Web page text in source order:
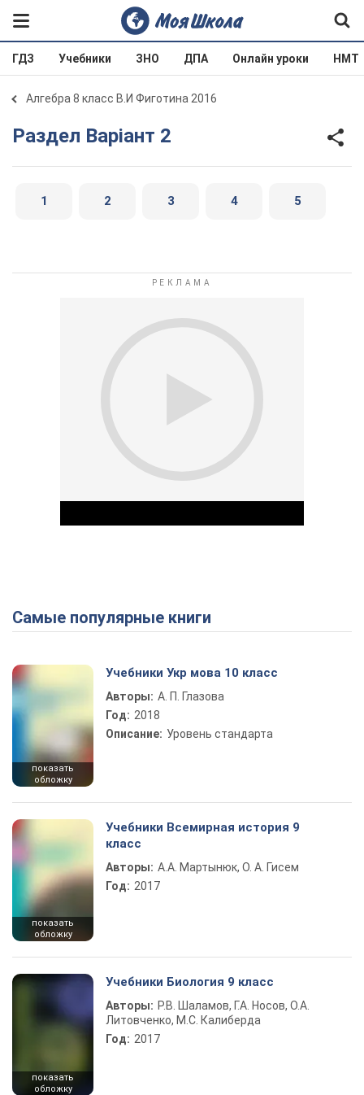
ГДЗ Учебники ЗНО ДПА Онлайн уроки НМТ
Алгебра 8 класс В.И Фиготина 2016
Раздел Варіант 2
1 2 3 4 5
Play Video
Самые популярные книги
показать
обложку
Учебники Укр мова 10 класс
Авторы: А. П. Глазова
Год: 2018
Описание: Уровень стандарта
показать
обложку
Учебники Всемирная история 9
класс
Авторы: А.А. Мартынюк, О. А. Гисем
Год: 2017
показать
обложку
Учебники Биология 9 класс
Авторы: Р.В. Шаламов, Г.А. Носов, О.А.
Литовченко, М.С. Калиберда
Год: 2017